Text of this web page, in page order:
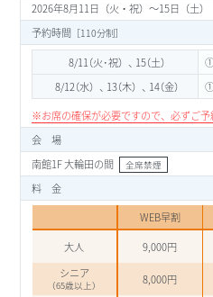
2026年8月11日（火・祝）～15日（土）
予約時間 ［110分制
8/11（火･祝） 、 15（土
8/12（水） 、 13（木） 、 14（金
※お席の確保が必要ですので、必ずご
会 場
南館1F 大輪田の間
全席禁煙
料 金
WEB早割
大人 9,000円
シニア
（65歳以上） 8,000円